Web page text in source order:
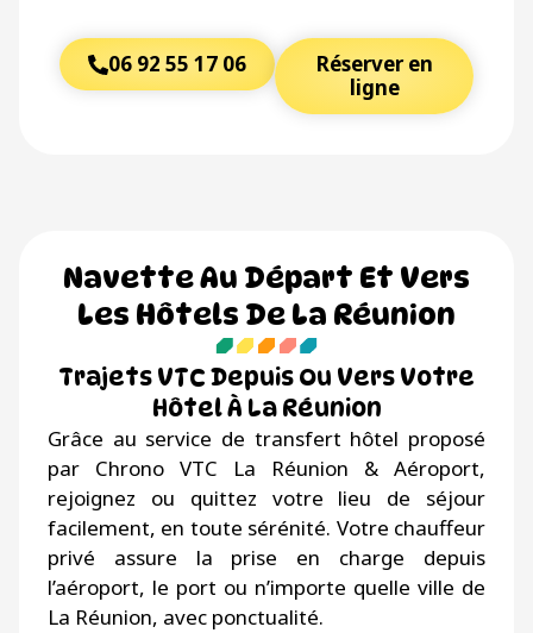
06 92 55 17 06
Réserver en
ligne
Navette Au Départ Et Vers
Les Hôtels De La Réunion
Trajets VTC Depuis Ou Vers Votre
Hôtel À La Réunion
Grâce au service de transfert hôtel proposé
par Chrono VTC La Réunion & Aéroport,
rejoignez ou quittez votre lieu de séjour
facilement, en toute sérénité. Votre chauffeur
privé assure la prise en charge depuis
l’aéroport, le port ou n’importe quelle ville de
La Réunion, avec ponctualité.